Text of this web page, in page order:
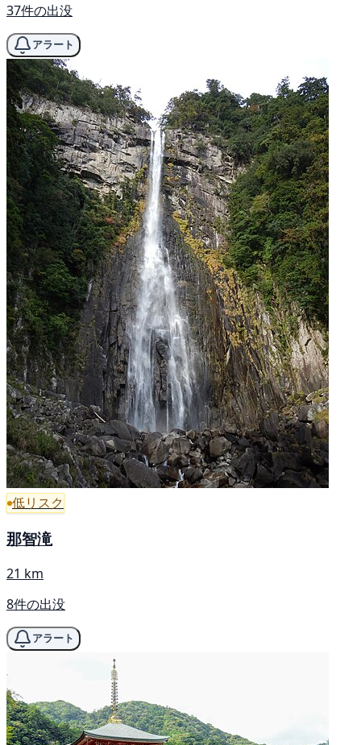
37件の出没
アラート
低リスク
那智滝
21 km
8件の出没
アラート